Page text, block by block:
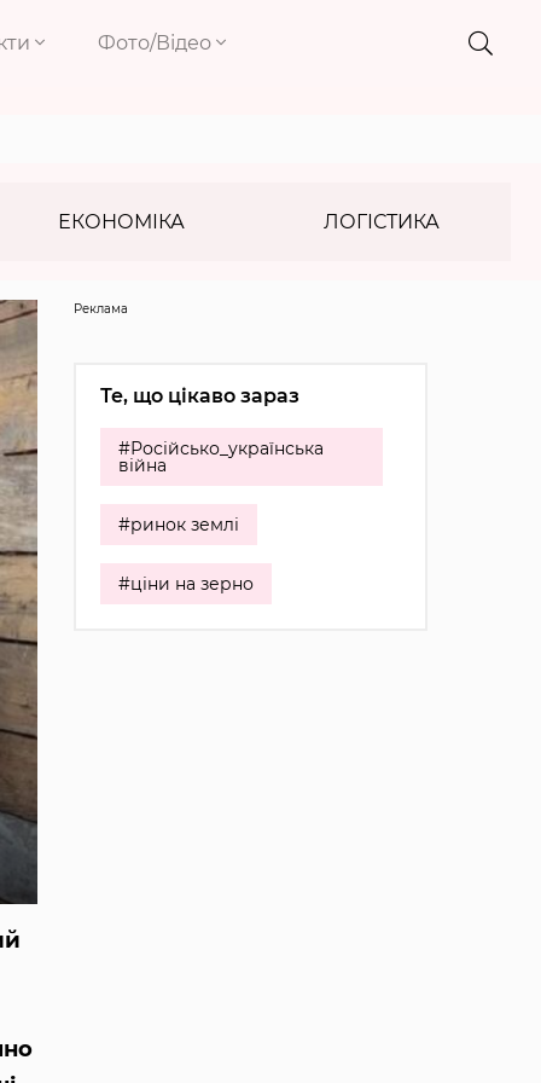
Фото/Відео
ЕКОНОМІКА ЛОГІСТИКА
Реклама
Те, що цікаво зараз
#Російсько_українська
війна
#ринок землі
#ціни на зерно